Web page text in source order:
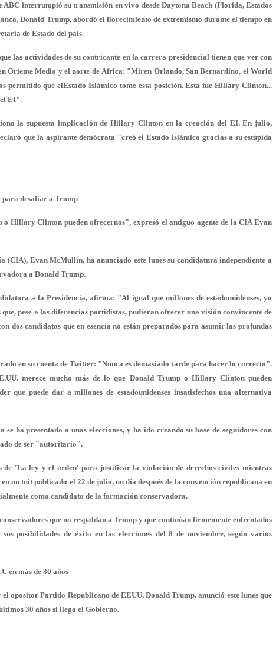
ABC interrumpió su transmisión en vivo desde Daytona Beach (Florida, Estados
Donald Trump, abordó el florecimiento de extremismo durante el tiempo en
de Estado del país.
las actividades de su contricante en la carrera presidencial tienen que ver con
Oriente Medio y el norte de África: "Miren Orlando, San Bernardino, el World
permitido que elEstado Islámico tome esta posición. Esta fue Hillary Clinton...
EI".
la supuesta implicación de Hillary Clinton en la creación del EI. En julio,
que la aspirante demócrata "creó el Estado Islámico gracias a su estúpida
para desafiar a Trump
o Hillary Clinton pueden ofrecernos", expresó el antiguo agente de la CIA Evan
Evan McMullin, ha anunciado este lunes su candidatura independiente a
a Donald Trump.
a la Presidencia, afirma: "Al igual que millones de estadounidenses, yo
pese a las diferencias partidistas, pudieran ofrecer una visión convincente de
dos candidatos que en esencia no están preparados para asumir las profundas
en su cuenta de Twitter: "Nunca es demasiado tarde para hacer lo correcto".
merece mucho más de lo que Donald Trump o Hillary Clinton pueden
que puede dar a millones de estadounidenses insatisfechos una alternativa
ha presentado a unas elecciones, y ha ido creando su base de seguidores con
de ser "autoritario".
de 'La ley y el orden' para justificar la violación de derechos civiles mientras
un tuit publicado el 22 de julio, un día después de la convención republicana en
como candidato de la formación conservadora.
que no respaldan a Trump y que continúan firmemente enfrentados
posibilidades de éxito en las elecciones del 8 de noviembre, según varios
en más de 30 años
opositor Partido Republicano de EEUU, Donald Trump, anunció este lunes que
30 años si llega el Gobierno.